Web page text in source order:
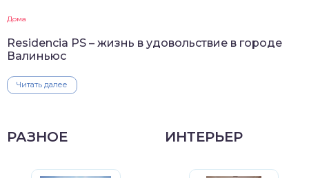
Дома
Residencia PS – жизнь в удовольствие в городе
Валиньюс
Читать далее
РАЗНОЕ ИНТЕРЬЕР